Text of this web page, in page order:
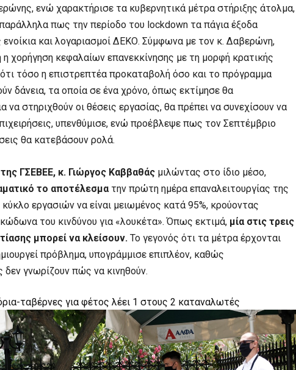
ενώ χαρακτήρισε τα κυβερνητικά μέτρα στήριξης άτολμα,
πως την περίοδο του lockdοwn τα πάγια έξοδα
και λογαριασμοί ΔΕΚΟ. Σύμφωνα με τον κ. Δαβερώνη,
η χορήγηση κεφαλαίων επανεκκίνησης με τη μορφή κρατικής
τόσο η επιστρεπτέα προκαταβολή όσο και το πρόγραμμα
δάνεια, τα οποία σε ένα χρόνο, όπως εκτίμησε θα
να στηριχθούν οι θέσεις εργασίας, θα πρέπει να συνεχίσουν να
υπενθύμισε, ενώ προέβλεψε πως τον Σεπτέμβριο
θα κατεβάσουν ρολά.
ΓΣΕΒΕΕ, κ. Γιώργος Καββαθάς μιλώντας στο ίδιο μέσο,
το αποτέλεσματην πρώτη ημέρα επαναλειτουργίας της
εργασιών να είναι μειωμένος κατά 95%, κρούοντας
του κινδύνου για «λουκέτα». Όπως εκτιμά, μία στις τρεις
μπορεί να κλείσουν. Το γεγονός ότι τα μέτρα έρχονται
πρόβλημα, υπογράμμισε επιπλέον, καθώς
δεν γνωρίζουν πώς να κινηθούν.
ταβέρνες για φέτος λέει 1 στους 2 καταναλωτές